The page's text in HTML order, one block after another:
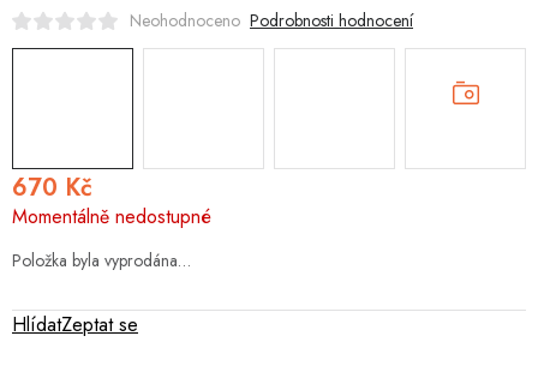
670 Kč
cena:
Položka byla vyprodána…
Momentálně nedostupné
Zeptat se
Hlídat
Neohodnoceno Podrobnosti hodnocení